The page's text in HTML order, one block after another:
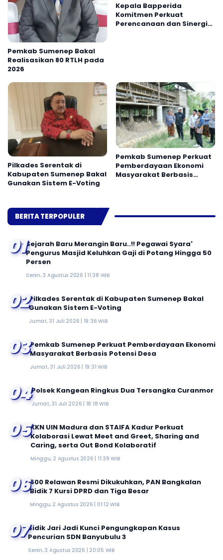
Pemkab Sumenep Bakal
Realisasikan 80 RTLH pada
2026
Kepala Bapperida
Komitmen Perkuat
Perencanaan dan Sinergi
Pilkades Serentak di
Kabupaten Sumenep Bakal
Gunakan Sistem E-Voting
Pemkab Sumenep Perkuat
Pemberdayaan Ekonomi
Masyarakat Berbasis
BERITA TERPOPULER
01Sejarah Baru Merangin Baru..!! Pegawai Syara'
Pengurus Masjid Keluhkan Gaji di Potang Hingga 50
Persen
Senin, 3 Agustus 2026 | 11:38 WIB
02Pilkades Serentak di Kabupaten Sumenep Bakal
Gunakan Sistem E-Voting
Jumat, 31 Juli 2026 | 19:36 WIB
03Pemkab Sumenep Perkuat Pemberdayaan Ekonomi
Masyarakat Berbasis Potensi Desa
Jumat, 31 Juli 2026 | 19:31 WIB
04Polsek Kangean Ringkus Dua Tersangka Curanmor
Jumat, 31 Juli 2026 | 18:18 WIB
05KKN UIN Madura dan STAIFA Kadur Perkuat
Kolaborasi Lewat Meet and Greet, Sharing and
Caring, serta Out Bond Kolaboratif
Minggu, 2 Agustus 2026 | 11:39 WIB
06500 Relawan Resmi Dikukuhkan, PAN Bangkalan
Bidik 7 Kursi DPRD dan Tiga Besar
Minggu, 2 Agustus 2026 | 01:12 WIB
07Sidik Jari Jadi Kunci Pengungkapan Kasus
Pencurian SDN Banyubulu 3
Senin, 3 Agustus 2026 | 20:05 WIB